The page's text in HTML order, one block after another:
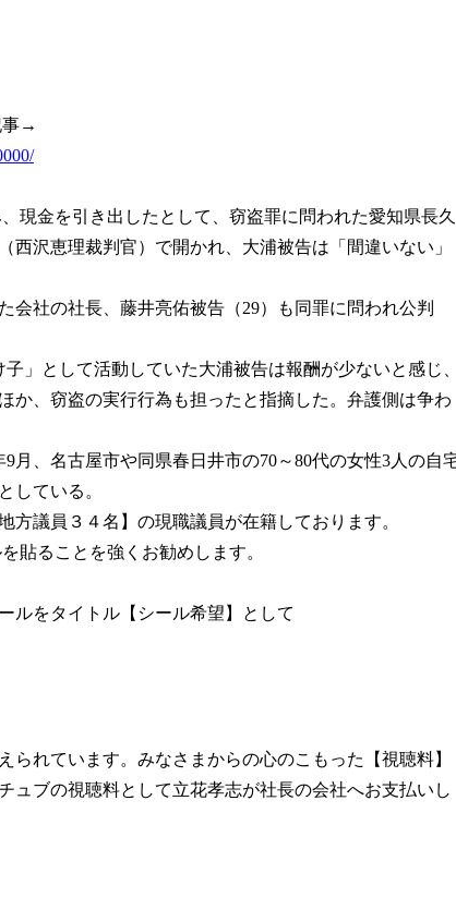
事→
現金を引き出したとして、窃盗罪に問われた愛知県長久
沢恵理裁判官）で開かれ、大浦被告は「間違いない」
社の社長、藤井亮佑被告（29）も同罪に問われ公判
」として活動していた大浦被告は報酬が少ないと感じ、
か、窃盗の実行行為も担ったと指摘した。弁護側は争わ
、名古屋市や同県春日井市の70～80代の女性3人の自
している。
議員３４名】の現職議員が在籍しております。
貼ることを強くお勧めします。
ルをタイトル【シール希望】として
れています。みなさまからの心のこもった【視聴料】
ュブの視聴料として立花孝志が社長の会社へお支払いし